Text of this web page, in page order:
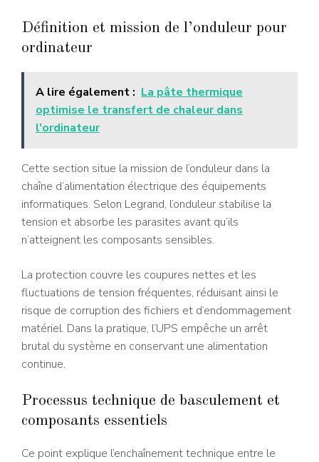
Définition et mission de l’onduleur pour
ordinateur
A lire également : La pâte thermique
optimise le transfert de chaleur dans
l'ordinateur
Cette section situe la mission de l’onduleur dans la
chaîne d’alimentation électrique des équipements
informatiques. Selon Legrand, l’onduleur stabilise la
tension et absorbe les parasites avant qu’ils
n’atteignent les composants sensibles.
La protection couvre les coupures nettes et les
fluctuations de tension fréquentes, réduisant ainsi le
risque de corruption des fichiers et d’endommagement
matériel. Dans la pratique, l’UPS empêche un arrêt
brutal du système en conservant une alimentation
continue.
Processus technique de basculement et
composants essentiels
Ce point explique l’enchaînement technique entre le